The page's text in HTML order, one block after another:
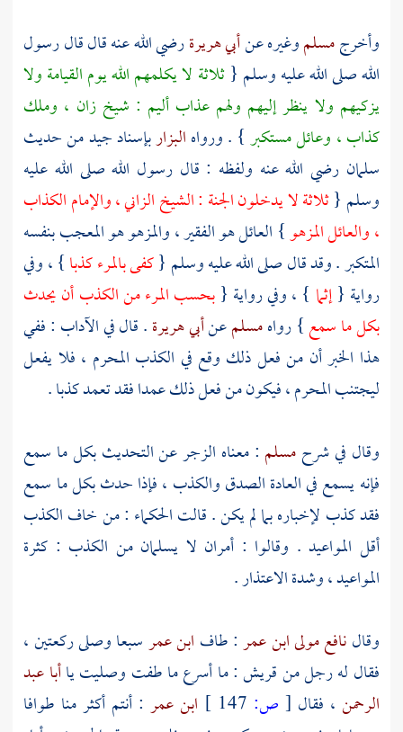
وأخرجمسلموغيره عنأبي هريرةرضي الله عنه قال قال رسول
الله صلى الله عليه وسلم {ثلاثة لا يكلمهم الله يوم القيامة ولا
يزكيهم ولا ينظر إليهم ولهم عذاب أليم : شيخ زان ، وملك
كذاب ، وعائل مستكبر} . ورواهالبزاربإسناد جيد من حديث
سلمان رضي الله عنه ولفظه : قال رسول الله صلى الله عليه
وسلم {ثلاثة لا يدخلون الجنة : الشيخ الزاني ، والإمام الكذاب
، والعائل المزهو} العائل هو الفقير ، والمزهو هو المعجب بنفسه
المتكبر . وقد قال صلى الله عليه وسلم {كفى بالمرء كذبا} ، وفي
رواية {إثما } ، وفي رواية {بحسب المرء من الكذب أن يحدث
بكل ما سمع} رواهمسلمعنأبي هريرة. قال في الآداب : ففي
هذا الخبر أن من فعل ذلك وقع في الكذب المحرم ، فلا يفعل
ليجتنب المحرم ، فيكون من فعل ذلك عمدا فقد تعمد كذبا .
وقال في شرحمسلم : معناه الزجر عن التحديث بكل ما سمع
فإنه يسمع في العادة الصدق والكذب ، فإذا حدث بكل ما سمع
فقد كذب لإخباره بما لم يكن . قالت الحكماء : من خاف الكذب
أقل المواعيد . وقالوا : أمران لا يسلمان من الكذب : كثرة
المواعيد ، وشدة الاعتذار .
وقالنافع مولى ابن عمر: طاف ابن عمرسبعا وصلى ركعتين ،
فقال له رجل من قريش : ما أسرع ما طفت وصليت ياأبا عبد
الرحمن ، فقال [ ص: ابن عمر : أنتم أكثر منا طوافا